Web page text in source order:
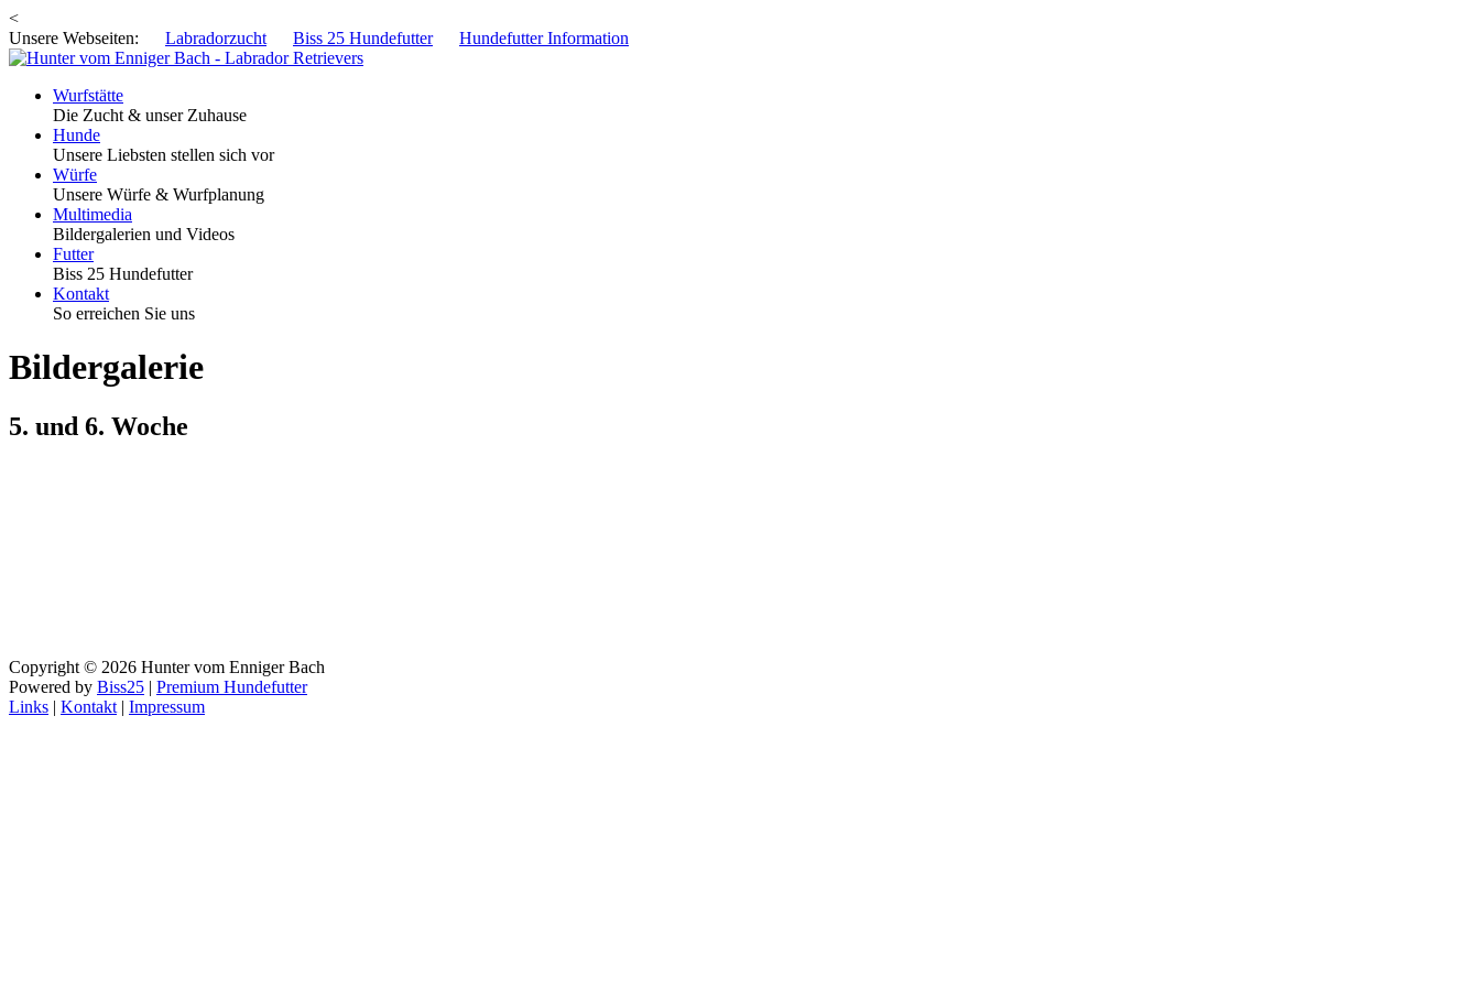
<
Unsere Webseiten: Labradorzucht Biss 25 Hundefutter Hundefutter Information
Wurfstätte
Die Zucht & unser Zuhause
Hunde
Unsere Liebsten stellen sich vor
Würfe
Unsere Würfe & Wurfplanung
Multimedia
Bildergalerien und Videos
Futter
Biss 25 Hundefutter
Kontakt
So erreichen Sie uns
Bildergalerie
5. und 6. Woche
Copyright © 2026 Hunter vom Enniger Bach
Powered by Biss25 | Premium Hundefutter
Links | Kontakt | Impressum